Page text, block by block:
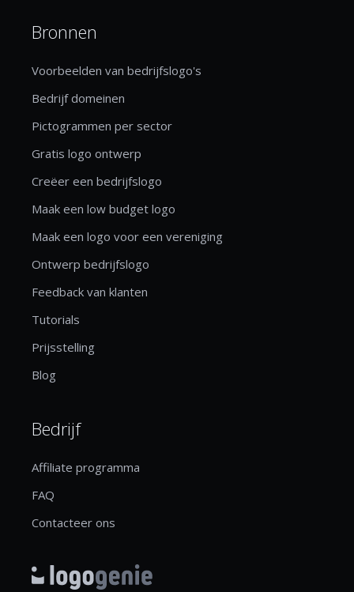
Bronnen
Voorbeelden van bedrijfslogo's
Bedrijf domeinen
Pictogrammen per sector
Gratis logo ontwerp
Creëer een bedrijfslogo
Maak een low budget logo
Maak een logo voor een vereniging
Ontwerp bedrijfslogo
Feedback van klanten
Tutorials
Prijsstelling
Blog
Bedrijf
Affiliate programma
FAQ
Contacteer ons